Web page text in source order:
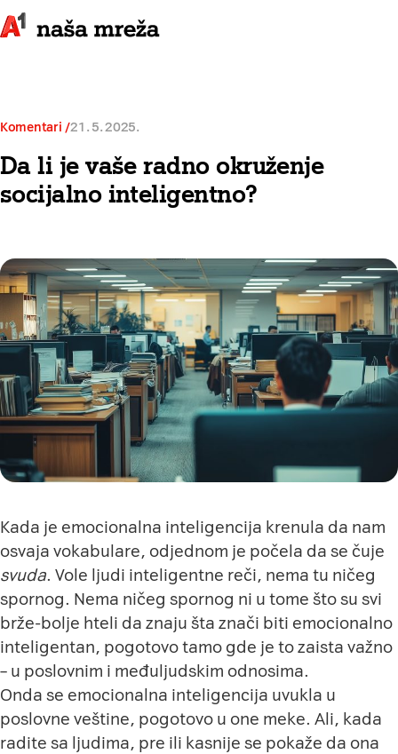
Komentari 21. 5. 2025.
Da li je vaše radno okruženje
socijalno inteligentno?
Kada je emocionalna inteligencija krenula da nam
osvaja vokabulare, odjednom je počela da se čuje
svuda. Vole ljudi inteligentne reči, nema tu ničeg
spornog. Nema ničeg spornog ni u tome što su svi
brže-bolje hteli da znaju šta znači biti emocionalno
inteligentan, pogotovo tamo gde je to zaista važno
– u poslovnim i međuljudskim odnosima.
Onda se emocionalna inteligencija uvukla u
poslovne veštine, pogotovo u one meke. Ali, kada
radite sa ljudima, pre ili kasnije se pokaže da ona